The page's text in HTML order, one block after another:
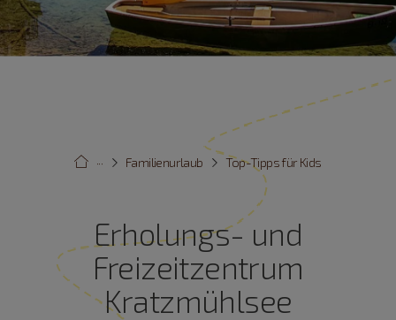
Top-Tipps für Kids
Familienurlaub
···
Erholungs- und
Freizeitzentrum
Kratzmühlsee